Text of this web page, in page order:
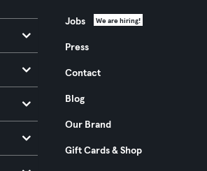
Jobs We are hiring!
Press
Contact
Blog
Our Brand
Gift Cards & Shop